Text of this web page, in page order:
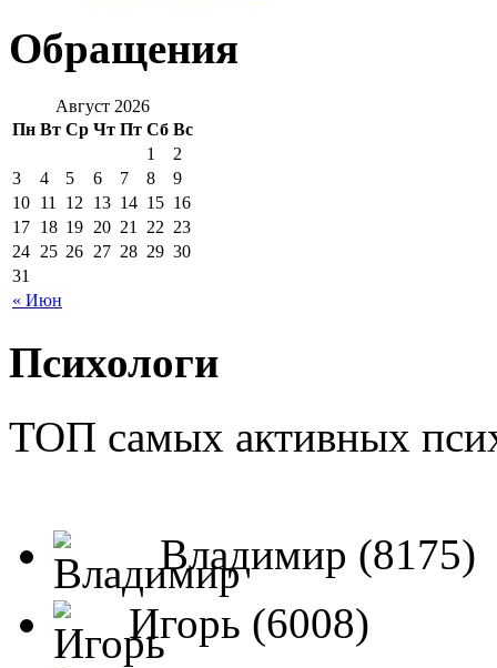
Обращения
Август 2026
Пн Вт Ср Чт Пт Сб Вс
« Июн
1
2
3
4 5 6 7 8
9
10 11 12 13 14 15 16
17 18 19 20 21 22 23
24 25 26 27 28 29 30
31
Психологи
ТОП самых активных
Владимир (8175)
Игорь (6008)